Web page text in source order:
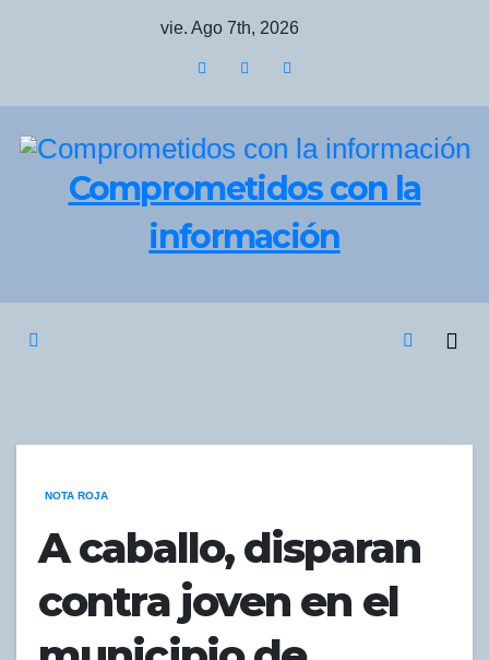
vie. Ago 7th, 2026
Comprometidos con la
información
NOTA ROJA
A caballo, disparan
contra joven en el